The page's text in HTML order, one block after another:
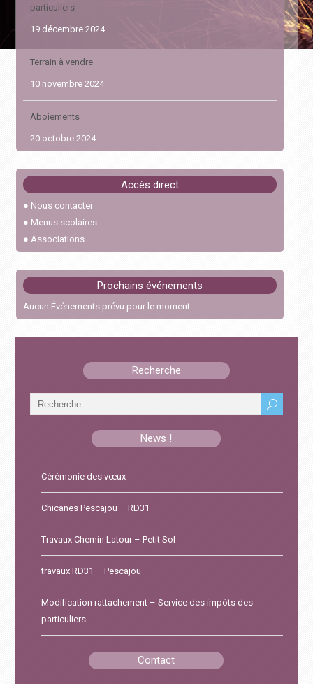
particuliers
19 décembre 2024
Terrain à vendre
10 novembre 2024
Aboiements
20 octobre 2024
Abaissement de l’âge requis à 17 ans pour le permis de
30 janvier 2024
Feux interdits
Cérémonie des vœux
6 janvier 2026
15 septembre 2025
Accès direct
● Nous contacter
● Menus scolaires
●Associations
Prochains événements
Aucun Événements prévu pour le moment.
Recherche
News !
Cérémonie des vœux
Chicanes Pescajou – RD31
Travaux Chemin Latour – Petit Sol
travaux RD31 – Pescajou
Modification rattachement – Service des impôts des
particuliers
Contact